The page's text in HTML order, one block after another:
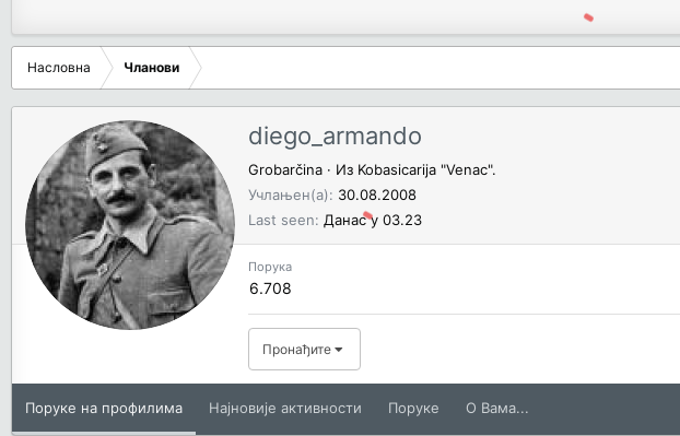
Насловна Чланови
diego_armando
Grobarčina · Из Kobasicarija "Venac".
Учлањен(а)
30.08.2008
Last seen
Данас у 03.23
Порука
6.708
Пронађите
Поруке на профилима Најновије активности Поруке O Вама...